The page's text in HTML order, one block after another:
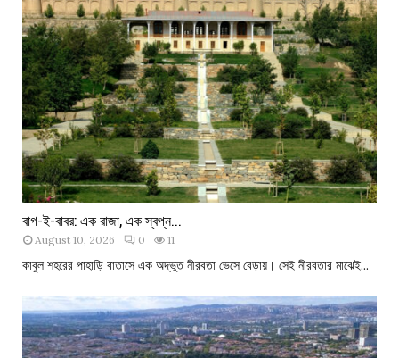
বাগ-ই-বাবর: এক রাজা, এক স্বপ্ন...
August 10, 2026 0 11
কাবুল শহরের পাহাড়ি বাতাসে এক অদ্ভুত নীরবতা ভেসে বেড়ায়। সেই নীরবতার মাঝেই...